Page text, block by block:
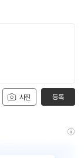
사진 등록